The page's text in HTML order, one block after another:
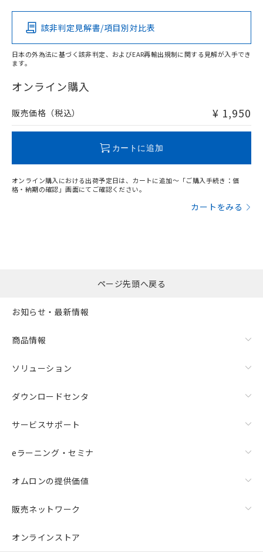
O
在庫等で未対応品が混在する可能性があります。
問い合わせください。
その他の認証はこちらのページからご検索ください
該非判定見解書/項目別対比表
日本の外為法に基づく該非判定、およびEAR再輸出規制に関する見解が入手でき
ます。
オンライン購入
販売価格（税込） ¥ 1,950
カートに追加
オンライン購入における出荷予定日は、カートに追加～「ご購入手続き：価
格・納期の確認」画面にてご確認ください。
カートをみる
ページ先頭へ戻る
お知らせ・最新情報
商品情報
ソリューション
ダウンロードセンタ
サービスサポート
eラーニング・セミナ
オムロンの提供価値
販売ネットワーク
オンラインストア